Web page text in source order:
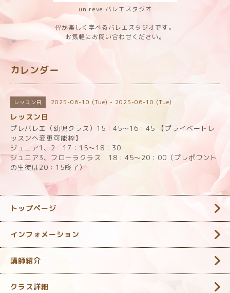
un reve バレエスタジオ
皆が楽しく学べるバレエスタジオです。
お気軽にお問い合わせください。
カレンダー
レッスン日 2025-06-10 (Tue) - 2025-06-10 (Tue)
レッスン日
プレバレエ（幼児クラス）15：45～16：45 【プライベートレ
ッスンへ変更可能枠】
ジュニア1、2 17：15～18：30
ジュニア3、フローラクラス 18：45～20：00（プレポワント
の生徒は20：15終了）
トップページ
インフォメーション
講師紹介
クラス詳細